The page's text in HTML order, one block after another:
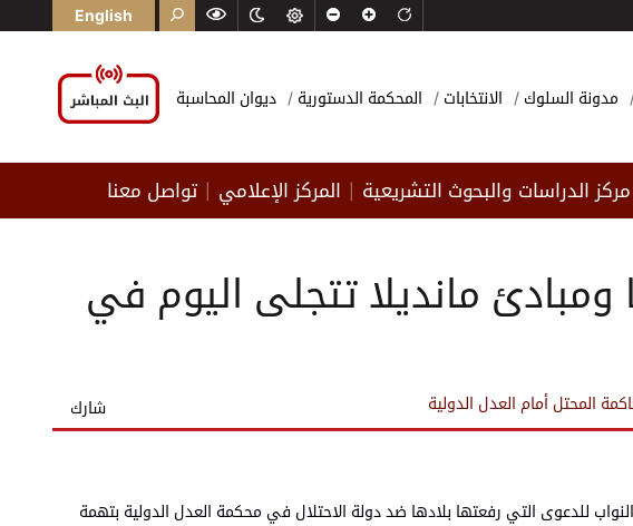
English
مدونة السلوك الانتخابات المحكمة الدستورية ديوان المحاسبة
مركز الدراسات والبحوث التشريعية المركز الإعلامي تواصل معنا
مانديلا تتجلى اليوم في
المحتل أمام العدل الدولية شارك
للدعوى التي رفعتها بلادها ضد دولة الاحتلال في محكمة العدل الدولية بتهمة